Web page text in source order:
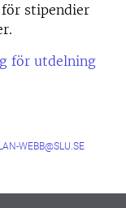
stipendier
för utdelning
WEBB@SLU.SE